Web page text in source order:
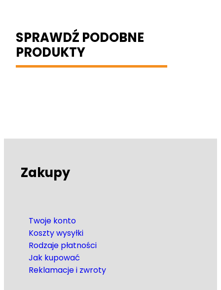
SPRAWDŹ PODOBNE
PRODUKTY
Zakupy
Twoje konto
Koszty wysyłki
Rodzaje płatności
Jak kupować
Reklamacje i zwroty